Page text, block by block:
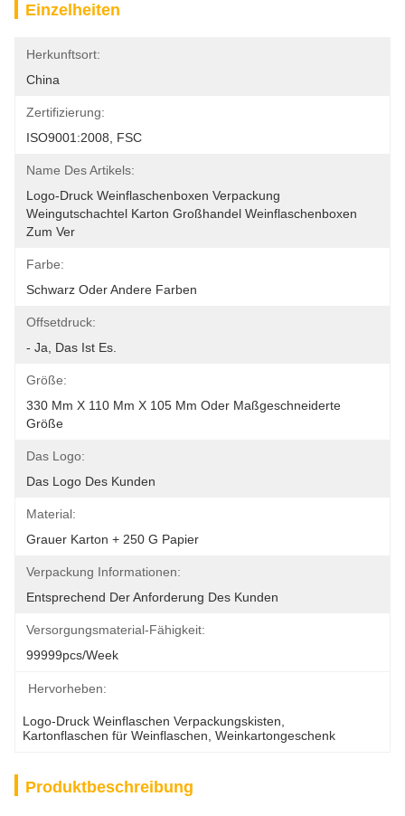
Einzelheiten
Herkunftsort:
China
Zertifizierung:
ISO9001:2008, FSC
Name Des Artikels:
Logo-Druck Weinflaschenboxen Verpackung
Weingutschachtel Karton Großhandel Weinflaschenboxen
Zum Ver
Farbe:
Schwarz Oder Andere Farben
Offsetdruck:
- Ja, Das Ist Es.
Größe:
330 Mm X 110 Mm X 105 Mm Oder Maßgeschneiderte
Größe
Das Logo:
Das Logo Des Kunden
Material:
Grauer Karton + 250 G Papier
Verpackung Informationen:
Entsprechend Der Anforderung Des Kunden
Versorgungsmaterial-Fähigkeit:
99999pcs/week
Hervorheben:
Logo-Druck Weinflaschen Verpackungskisten
Kartonflaschen für Weinflaschen Weinkartongeschenk
Produktbeschreibung